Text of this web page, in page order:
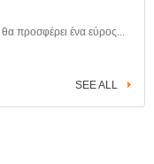
προσφέρει ένα εύρος...
SEE ALL